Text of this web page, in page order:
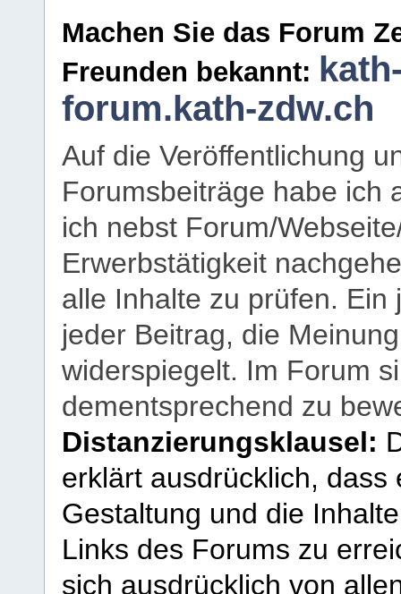
Machen Sie das Forum
Freunden bekannt:
forum.kath-zdw.ch
Auf die Veröffentlichung
Forumsbeiträge habe ich
ich nebst Forum/
Erwerbstätigkeit
alle Inhalte zu prüfen.
jeder Beitrag, die
widerspiegelt. Im Forum
dementsprechend zu
Distanzierungsklausel:
erklärt ausdrücklich,
Gestaltung und die
Links des Forums zu
sich ausdrücklich von